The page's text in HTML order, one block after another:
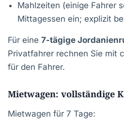
Mahlzeiten (einige Fahrer
Mittagessen ein; explizit
Für eine 7-tägige
Privatfahrer rechnen Sie mit
für den Fahrer.
Mietwagen: vollständige
Mietwagen für 7 Tage: